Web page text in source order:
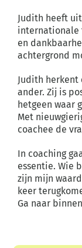
Judith heeft
internationale
en
achtergrond
Judith
ander. Zij is
hetgeen waar
Met
coachee de
In coaching
essentie. Wie
zijn mijn
keer
Ga naar